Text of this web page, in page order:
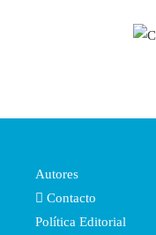
Autores
Contacto
Política Editorial